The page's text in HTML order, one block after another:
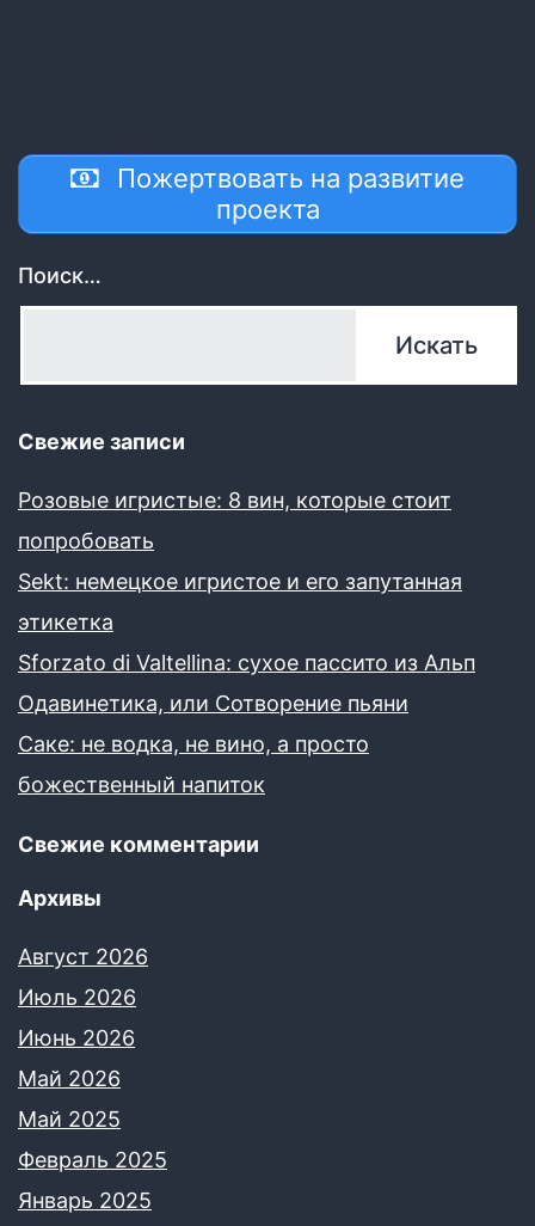
Пожертвовать на развитие
проекта
Поиск…
Свежие записи
Розовые игристые: 8 вин, которые стоит
попробовать
Sekt: немецкое игристое и его запутанная
этикетка
Sforzato di Valtellina: сухое пассито из Альп
Одавинетика, или Сотворение пьяни
Саке: не водка, не вино, а просто
божественный напиток
Свежие комментарии
Архивы
Август 2026
Июль 2026
Июнь 2026
Май 2026
Май 2025
Февраль 2025
Январь 2025